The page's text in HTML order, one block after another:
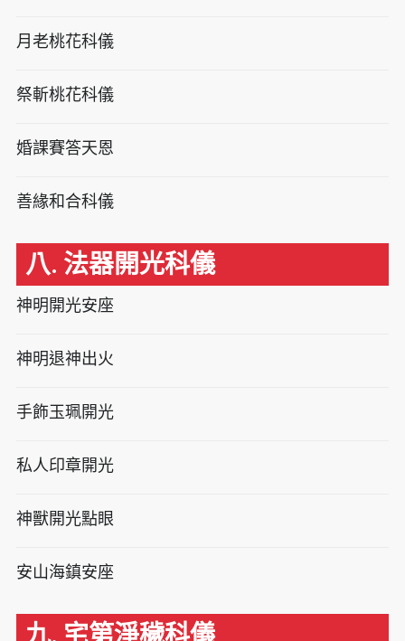
月老桃花科儀
祭斬桃花科儀
婚課賽答天恩
善緣和合科儀
八. 法器開光科儀
神明開光安座
神明退神出火
手飾玉珮開光
私人印章開光
神獸開光點眼
安山海鎮安座